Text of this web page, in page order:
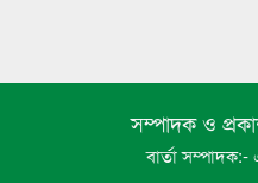
লাখো মানুষ
সম্পাদক ও
বার্তা